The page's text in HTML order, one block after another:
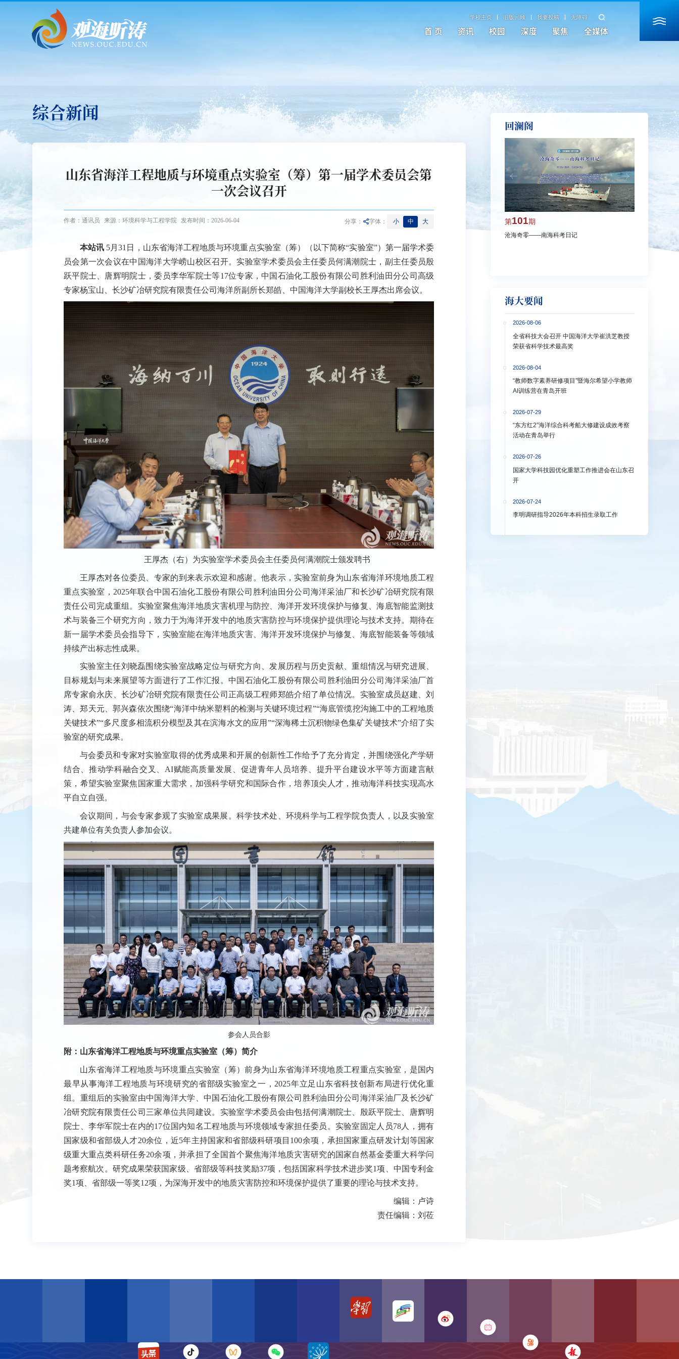
学校主页 旧版回顾 我要投稿 无障碍
首 页 资讯 校园 深度 聚焦 全媒体
综合新闻
山东省海洋工程地质与环境重点实验室（筹）第一届学术委员会第
一次会议召开
作者：通讯员 来源：环境科学与工程学院 发布时间：2026-06-04 分享： 字体： 小 中 大
本站讯 5月31日，山东省海洋工程地质与环境重点实验室（筹）（以下简称“实验室”）第一届学术委
员会第一次会议在中国海洋大学崂山校区召开。实验室学术委员会主任委员何满潮院士，副主任委员殷
跃平院士、唐辉明院士，委员李华军院士等17位专家，中国石油化工股份有限公司胜利油田分公司高级
专家杨宝山、长沙矿冶研究院有限责任公司海洋所副所长郑皓、中国海洋大学副校长王厚杰出席会议。
王厚杰（右）为实验室学术委员会主任委员何满潮院士颁发聘书
王厚杰对各位委员、专家的到来表示欢迎和感谢。他表示，实验室前身为山东省海洋环境地质工程
重点实验室，2025年联合中国石油化工股份有限公司胜利油田分公司海洋采油厂和长沙矿冶研究院有限
责任公司完成重组。实验室聚焦海洋地质灾害机理与防控、海洋开发环境保护与修复、海底智能监测技
术与装备三个研究方向，致力于为海洋开发中的地质灾害防控与环境保护提供理论与技术支持。期待在
新一届学术委员会指导下，实验室能在海洋地质灾害、海洋开发环境保护与修复、海底智能装备等领域
持续产出标志性成果。
实验室主任刘晓磊围绕实验室战略定位与研究方向、发展历程与历史贡献、重组情况与研究进展、
目标规划与未来展望等方面进行了工作汇报。中国石油化工股份有限公司胜利油田分公司海洋采油厂首
席专家俞永庆、长沙矿冶研究院有限责任公司正高级工程师郑皓介绍了单位情况。 实验室成员赵建、刘
涛、郑天元、郭兴森依次围绕“海洋中纳米塑料的检测与关键环境过程”“海底管缆挖沟施工中的工程地质
关键技术”“多尺度多相流积分模型及其在滨海水文的应用”“深海稀土沉积物绿色集矿关键技术”介绍了实
验室的研究成果。
与会委员和专家对实验室取得的优秀成果和开展的创新性工作给予了充分肯定，并围绕强化产学研
结合、推动学科融合交叉、AI赋能高质量发展、促进青年人员培养、提升平台建设水平等方面建言献
策，希望实验室聚焦国家重大需求，加强科学研究和国际合作，培养顶尖人才，推动海洋科技实现高水
平自立自强。
会议期间，与会专家参观了实验室成果展。科学技术处、环境科学与工程学院负责人，以及实验室
共建单位有关负责人参加会议。
参会人员合影
附：山东省海洋工程地质与环境重点实验室（筹）简介
山东省海洋工程地质与环境重点实验室（筹）前身为山东省海洋环境地质工程重点实验室，是国内
最早从事海洋工程地质与环境研究的省部级实验室之一，2025年立足山东省科技创新布局进行优化重
组。重组后的实验室由中国海洋大学、中国石油化工股份有限公司胜利油田分公司海洋采油厂及长沙矿
冶研究院有限责任公司三家单位共同建设。实验室学术委员会由包括何满潮院士、殷跃平院士、唐辉明
院士、李华军院士在内的17位国内知名工程地质与环境领域专家担任委员。实验室固定人员78人，拥有
国家级和省部级人才20余位，近5年主持国家和省部级科研项目100余项，承担国家重点研发计划等国家
级重大重点类科研任务20余项，并承担了全国首个聚焦海洋地质灾害研究的国家自然基金委重大科学问
题考察航次。研究成果荣获国家级、省部级等科技奖励37项，包括国家科学技术进步奖1项、中国专利金
奖1项、省部级一等奖12项，为深海开发中的地质灾害防控和环境保护提供了重要的理论与技术支持。
编辑：卢诗
责任编辑：刘莅
回澜阁
第101期
沧海奇零——南海科考日记
洋大学多措并
海大要闻
2026-08-06
全省科技大会召开 中国海洋大学崔洪芝教授
荣获省科学技术最高奖
2026-08-04
“教师数字素养研修项目”暨海尔希望小学教师
AI训练营在青岛开班
2026-07-29
“东方红2”海洋综合科考船大修建设成效考察
活动在青岛举行
2026-07-26
国家大学科技园优化重塑工作推进会在山东召
开
2026-07-24
李明调研指导2026年本科招生录取工作